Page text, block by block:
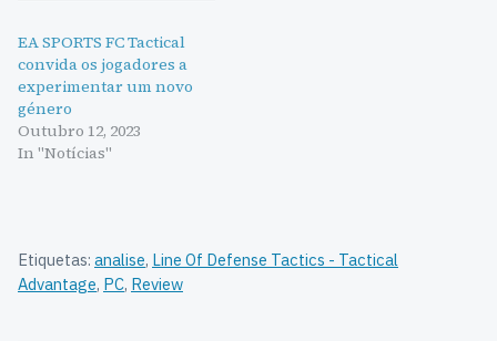
EA SPORTS FC Tactical
convida os jogadores a
experimentar um novo
género
Outubro 12, 2023
In "Notícias"
Etiquetas: analise, Line Of Defense Tactics - Tactical
Advantage, PC, Review